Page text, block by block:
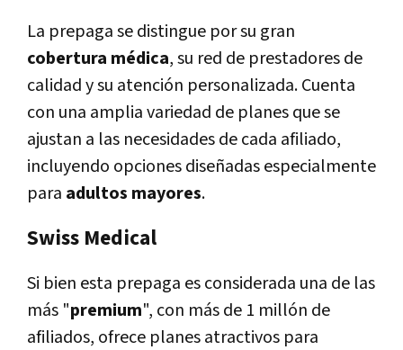
La prepaga se distingue por su gran
cobertura médica, su red de prestadores de
calidad y su atención personalizada. Cuenta
con una amplia variedad de planes que se
ajustan a las necesidades de cada afiliado,
incluyendo opciones diseñadas especialmente
para adultos mayores.
Swiss Medical
Si bien esta prepaga es considerada una de las
más "premium", con más de 1 millón de
afiliados, ofrece planes atractivos para